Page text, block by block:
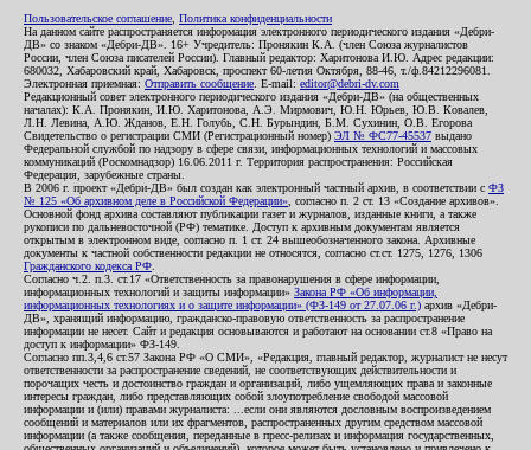
Пользовательское соглашение Политика конфиденциальности
На данном сайте распространяется информация электронного периодического издания «Дебри-
ДВ» со знаком «Дебри-ДВ». 16+ Учредитель: Пронякин К.А. (член Союза журналистов
России, член Союза писателей России). Главный редактор: Харитонова И.Ю. Адрес редакции:
680032, Хабаровский край, Хабаровск, проспект 60-летия Октября, 88-46, т./ф.84212296081.
Электронная приемная: Отправить сообщение . E-mail: editor@debri-dv.com
Редакционный совет электронного периодического издания «Дебри-ДВ» (на общественных
началах): К.А. Пронякин, И.Ю. Харитонова, А.Э. Мирмович, Ю.Н. Юрьев, Ю.В. Ковалев,
Л.Н. Левина, А.Ю. Жданов, Е.Н. Голубь, С.Н. Бурындин, Б.М. Сухинин, О.В. Егорова
Свидетельство о регистрации СМИ (Регистрационный номер) ЭЛ № ФС77-45537 выдано
Федеральной службой по надзору в сфере связи, информационных технологий и массовых
коммуникаций (Роскомнадзор) 16.06.2011 г. Территория распространения: Российская
Федерация, зарубежные страны.
В 2006 г. проект «Дебри-ДВ» был создан как электронный частный архив, в соответствии с ФЗ
№ 125 «Об архивном деле в Российской Федерации» , согласно п. 2 ст. 13 «Создание архивов».
Основной фонд архива составляют публикации газет и журналов, изданные книги, а также
рукописи по дальневосточной (РФ) тематике. Доступ к архивным документам является
открытым в электронном виде, согласно п. 1 ст. 24 вышеобозначенного закона. Архивные
документы к частной собственности редакции не относятся, согласно ст.ст. 1275, 1276, 1306
Гражданского кодекса РФ
Согласно ч.2. п.3. ст.17 «Ответственность за правонарушения в сфере информации,
информационных технологий и защиты информации» Закона РФ «Об информации,
информационных технологиях и о защите информации» (ФЗ-149 от 27.07.06 г.) архив «Дебри-
ДВ», хранящий информацию, гражданско-правовую ответственность за распространение
информации не несет. Сайт и редакция основываются и работают на основании ст.8 «Право на
доступ к информации» ФЗ-149.
Согласно пп.3,4,6 ст.57 Закона РФ «О СМИ», «Редакция, главный редактор, журналист не несут
ответственности за распространение сведений, не соответствующих действительности и
порочащих честь и достоинство граждан и организаций, либо ущемляющих права и законные
интересы граждан, либо представляющих собой злоупотребление свободой массовой
информации и (или) правами журналиста: ...если они являются дословным воспроизведением
сообщений и материалов или их фрагментов, распространенных другим средством массовой
информации (а также сообщения, переданные в пресс-релизах и информация государственных,